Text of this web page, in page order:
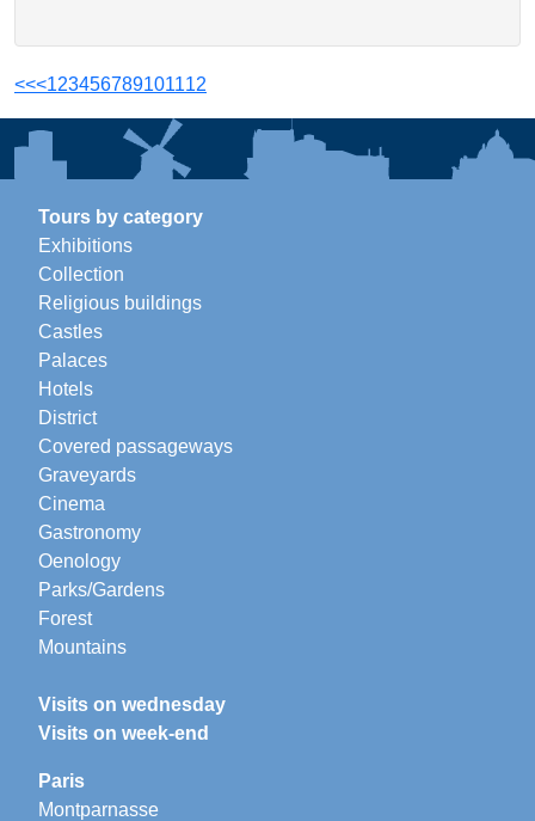
<<<123456789101112
Tours by category
Exhibitions
Collection
Religious buildings
Castles
Palaces
Hotels
District
Covered passageways
Graveyards
Cinema
Gastronomy
Oenology
Parks/Gardens
Forest
Mountains
Visits on wednesday
Visits on week-end
Paris
Montparnasse